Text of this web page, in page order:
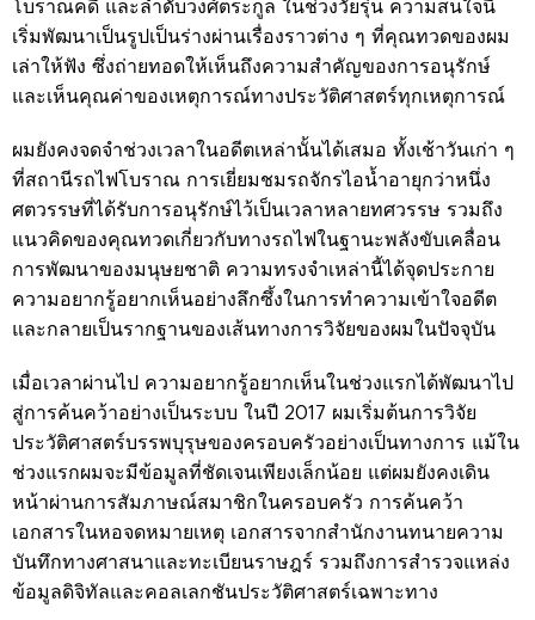
โบราณคดี และลำดับวงศ์ตระกูล ในช่วงวัยรุ่น ความสนใจนี้
เริ่มพัฒนาเป็นรูปเป็นร่างผ่านเรื่องราวต่าง ๆ ที่คุณทวดของผม
เล่าให้ฟัง ซึ่งถ่ายทอดให้เห็นถึงความสำคัญของการอนุรักษ์
และเห็นคุณค่าของเหตุการณ์ทางประวัติศาสตร์ทุกเหตุการณ์
ผมยังคงจดจำช่วงเวลาในอดีตเหล่านั้นได้เสมอ ทั้งเช้าวันเก่า ๆ
ที่สถานีรถไฟโบราณ การเยี่ยมชมรถจักรไอน้ำอายุกว่าหนึ่ง
ศตวรรษที่ได้รับการอนุรักษ์ไว้เป็นเวลาหลายทศวรรษ รวมถึง
แนวคิดของคุณทวดเกี่ยวกับทางรถไฟในฐานะพลังขับเคลื่อน
การพัฒนาของมนุษยชาติ ความทรงจำเหล่านี้ได้จุดประกาย
ความอยากรู้อยากเห็นอย่างลึกซึ้งในการทำความเข้าใจอดีต
และกลายเป็นรากฐานของเส้นทางการวิจัยของผมในปัจจุบัน
เมื่อเวลาผ่านไป ความอยากรู้อยากเห็นในช่วงแรกได้พัฒนาไป
สู่การค้นคว้าอย่างเป็นระบบ ในปี 2017 ผมเริ่มต้นการวิจัย
ประวัติศาสตร์บรรพบุรุษของครอบครัวอย่างเป็นทางการ แม้ใน
ช่วงแรกผมจะมีข้อมูลที่ชัดเจนเพียงเล็กน้อย แต่ผมยังคงเดิน
หน้าผ่านการสัมภาษณ์สมาชิกในครอบครัว การค้นคว้า
เอกสารในหอจดหมายเหตุ เอกสารจากสำนักงานทนายความ
บันทึกทางศาสนาและทะเบียนราษฎร์ รวมถึงการสำรวจแหล่ง
ข้อมูลดิจิทัลและคอลเลกชันประวัติศาสตร์เฉพาะทาง